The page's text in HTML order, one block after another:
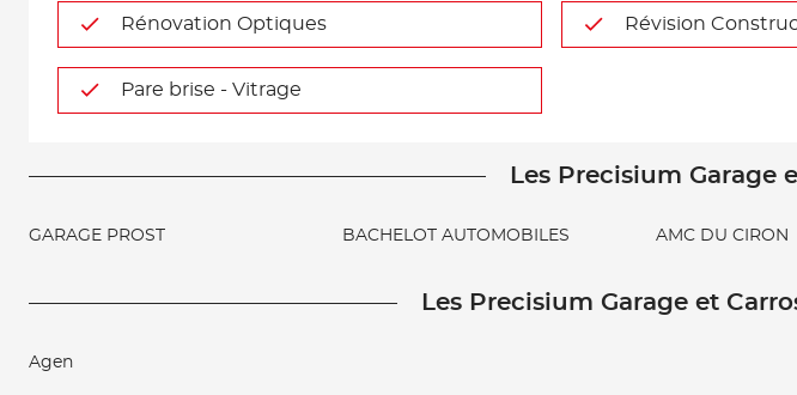
Rénovation Optiques Révision
Pare brise - Vitrage
Les Precisium Garage
GARAGE PROST BACHELOT AUTOMOBILES AMC DU CIRON
Les Precisium Garage et
Agen